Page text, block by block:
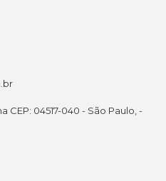
CEP: 04517-040 - São Paulo, -